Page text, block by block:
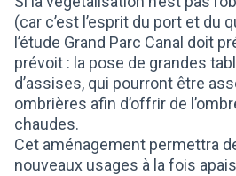
(car c’est l’esprit du port et du
l’étude Grand Parc Canal doit
prévoit : la pose de grandes
d’assises, qui pourront être
ombrières afin d’offrir de
chaudes.
Cet aménagement permettra
nouveaux usages à la fois